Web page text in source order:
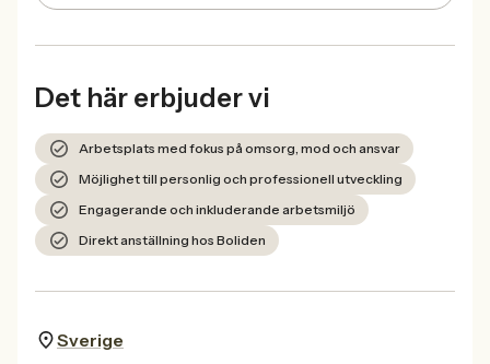
Det här erbjuder vi
Arbetsplats med fokus på omsorg, mod och ansvar
Möjlighet till personlig och professionell utveckling
Engagerande och inkluderande arbetsmiljö
Direkt anställning hos Boliden
Sverige